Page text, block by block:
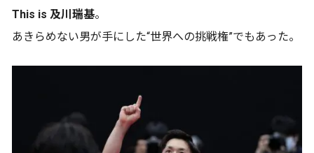
This is 及川瑞基。
あきらめない男が手にした“世界への挑戦権”でもあった。